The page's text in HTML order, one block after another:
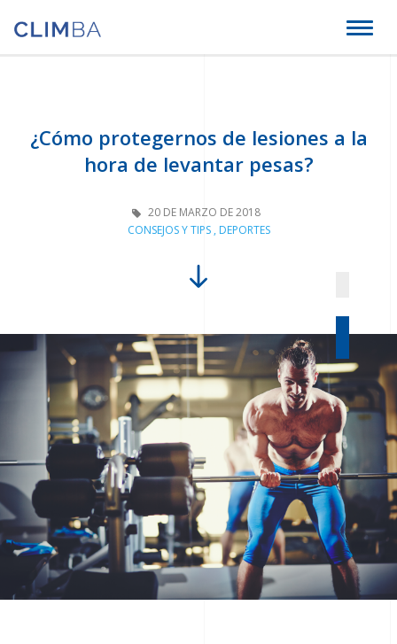
Climba
¿Cómo protegernos de lesiones a la
hora de levantar pesas?
20 DE MARZO DE 2018
CONSEJOS Y TIPS, DEPORTES